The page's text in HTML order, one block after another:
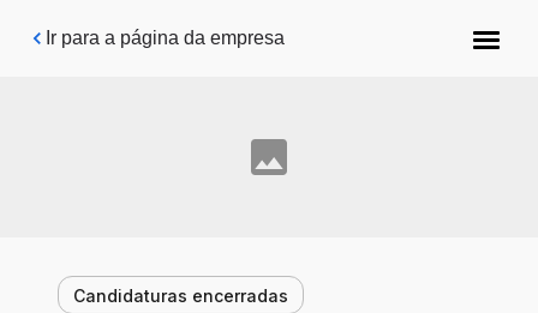
Pular para o conteúdo principal
Ir para a página da empresa
Candidaturas encerradas